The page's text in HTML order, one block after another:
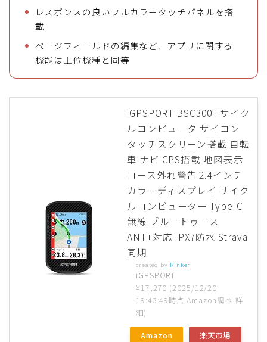
レスポンスの良いフルカラータッチパネルを搭
載
ページフィールドの編集など、アプリに関する
機能は上位機種と同等
iGPSPORT BSC300T サイク
ルコンピュータ サイコン
タッチスクリーン搭載 自転
車 ナビ GPS搭載 地図表示
コース外れ警告 2.4インチ
カラーディスプレイ サイク
ルコンピューター Type-C
無線 ブルートゥース
ANT+対応 IPX7防水 Strava
同期
created by Rinker
iGPSPORT
¥17,270 (2025/12/20
19:43:49時点 Amazon調べ-詳
細)
Amazon 楽天市場